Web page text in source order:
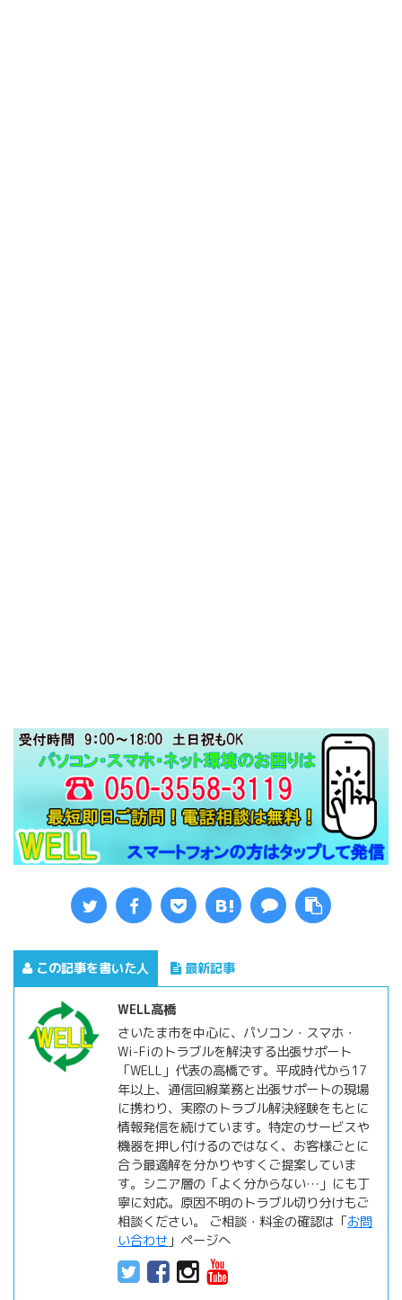
この記事を書いた人 最新記事
WELL高橋
さいたま市を中心に、パソコン・スマホ・
Wi-Fiのトラブルを解決する出張サポート
「WELL」代表の高橋です。平成時代から17
年以上、通信回線業務と出張サポートの現場
に携わり、実際のトラブル解決経験をもとに
情報発信を続けています。特定のサービスや
機器を押し付けるのではなく、お客様ごとに
合う最適解を分かりやすくご提案していま
す。シニア層の「よく分からない…」にも丁
寧に対応。原因不明のトラブル切り分けもご
相談ください。 ご相談・料金の確認は「お問
い合わせ 」ページへ